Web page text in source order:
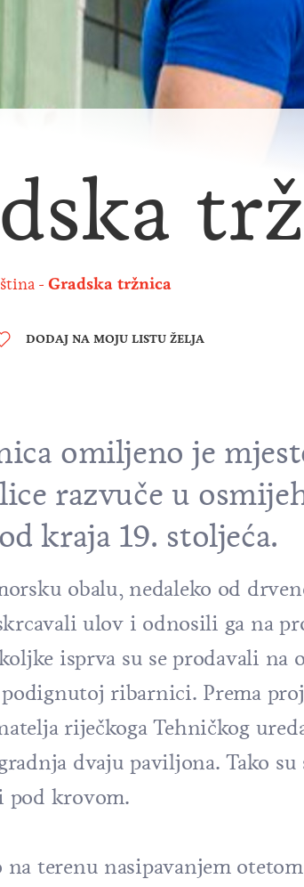
Gradska tržnica
DODAJ NA MOJU LISTU ŽELJA
omiljeno je
razvuče u
kraja 19. stoljeća.
obalu, nedaleko od
ulov i odnosili ga na
isprva su se prodavali na
ribarnici. Prema
riječkoga Tehničkog
dvaju paviljona. Tako
pod krovom.
na terenu nasipavanjem